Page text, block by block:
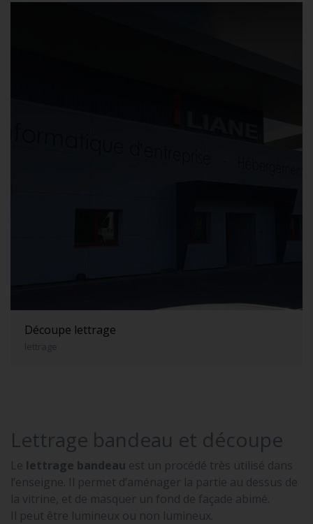
Découpe lettrage
lettrage
Lettrage bandeau et découpe
Le lettrage bandeau est un procédé très utilisé dans
l’enseigne. Il permet d’aménager la partie au dessus de
la vitrine, et de masquer un fond de façade abimé.
Il peut être lumineux ou non lumineux.